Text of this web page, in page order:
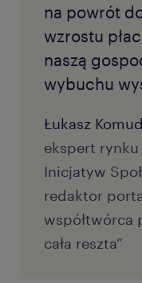
na powrót
wzrostu
naszą
wybuchu
Łukasz
ekspert
Inicjatyw
redaktor
współtwórca
cała reszta”